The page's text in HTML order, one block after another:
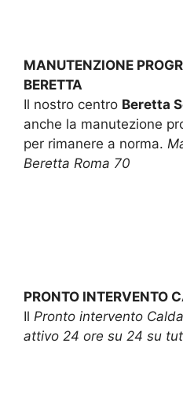
MANUTENZIONE
BERETTA
Il nostro centro Beretta
anche la manutezione
per rimanere a norma.
Beretta Roma 70
PRONTO INTERVENTO
Il Pronto intervento
attivo 24 ore su 24 su